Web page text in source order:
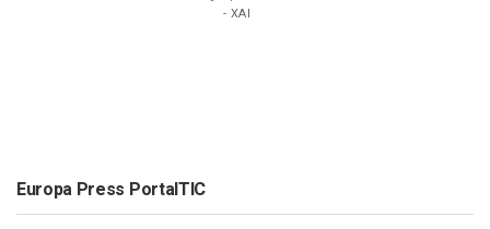
- XAI
Europa Press PortalTIC